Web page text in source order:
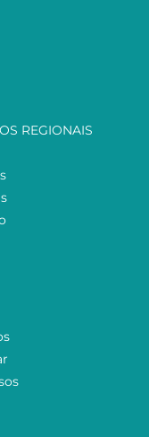
REGIONAIS